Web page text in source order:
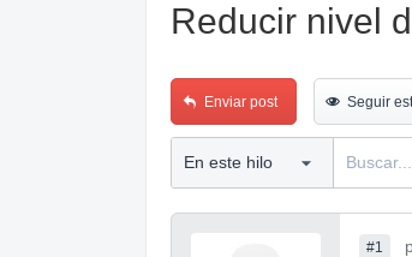
Reducir nivel
Enviar post Seguir
#1